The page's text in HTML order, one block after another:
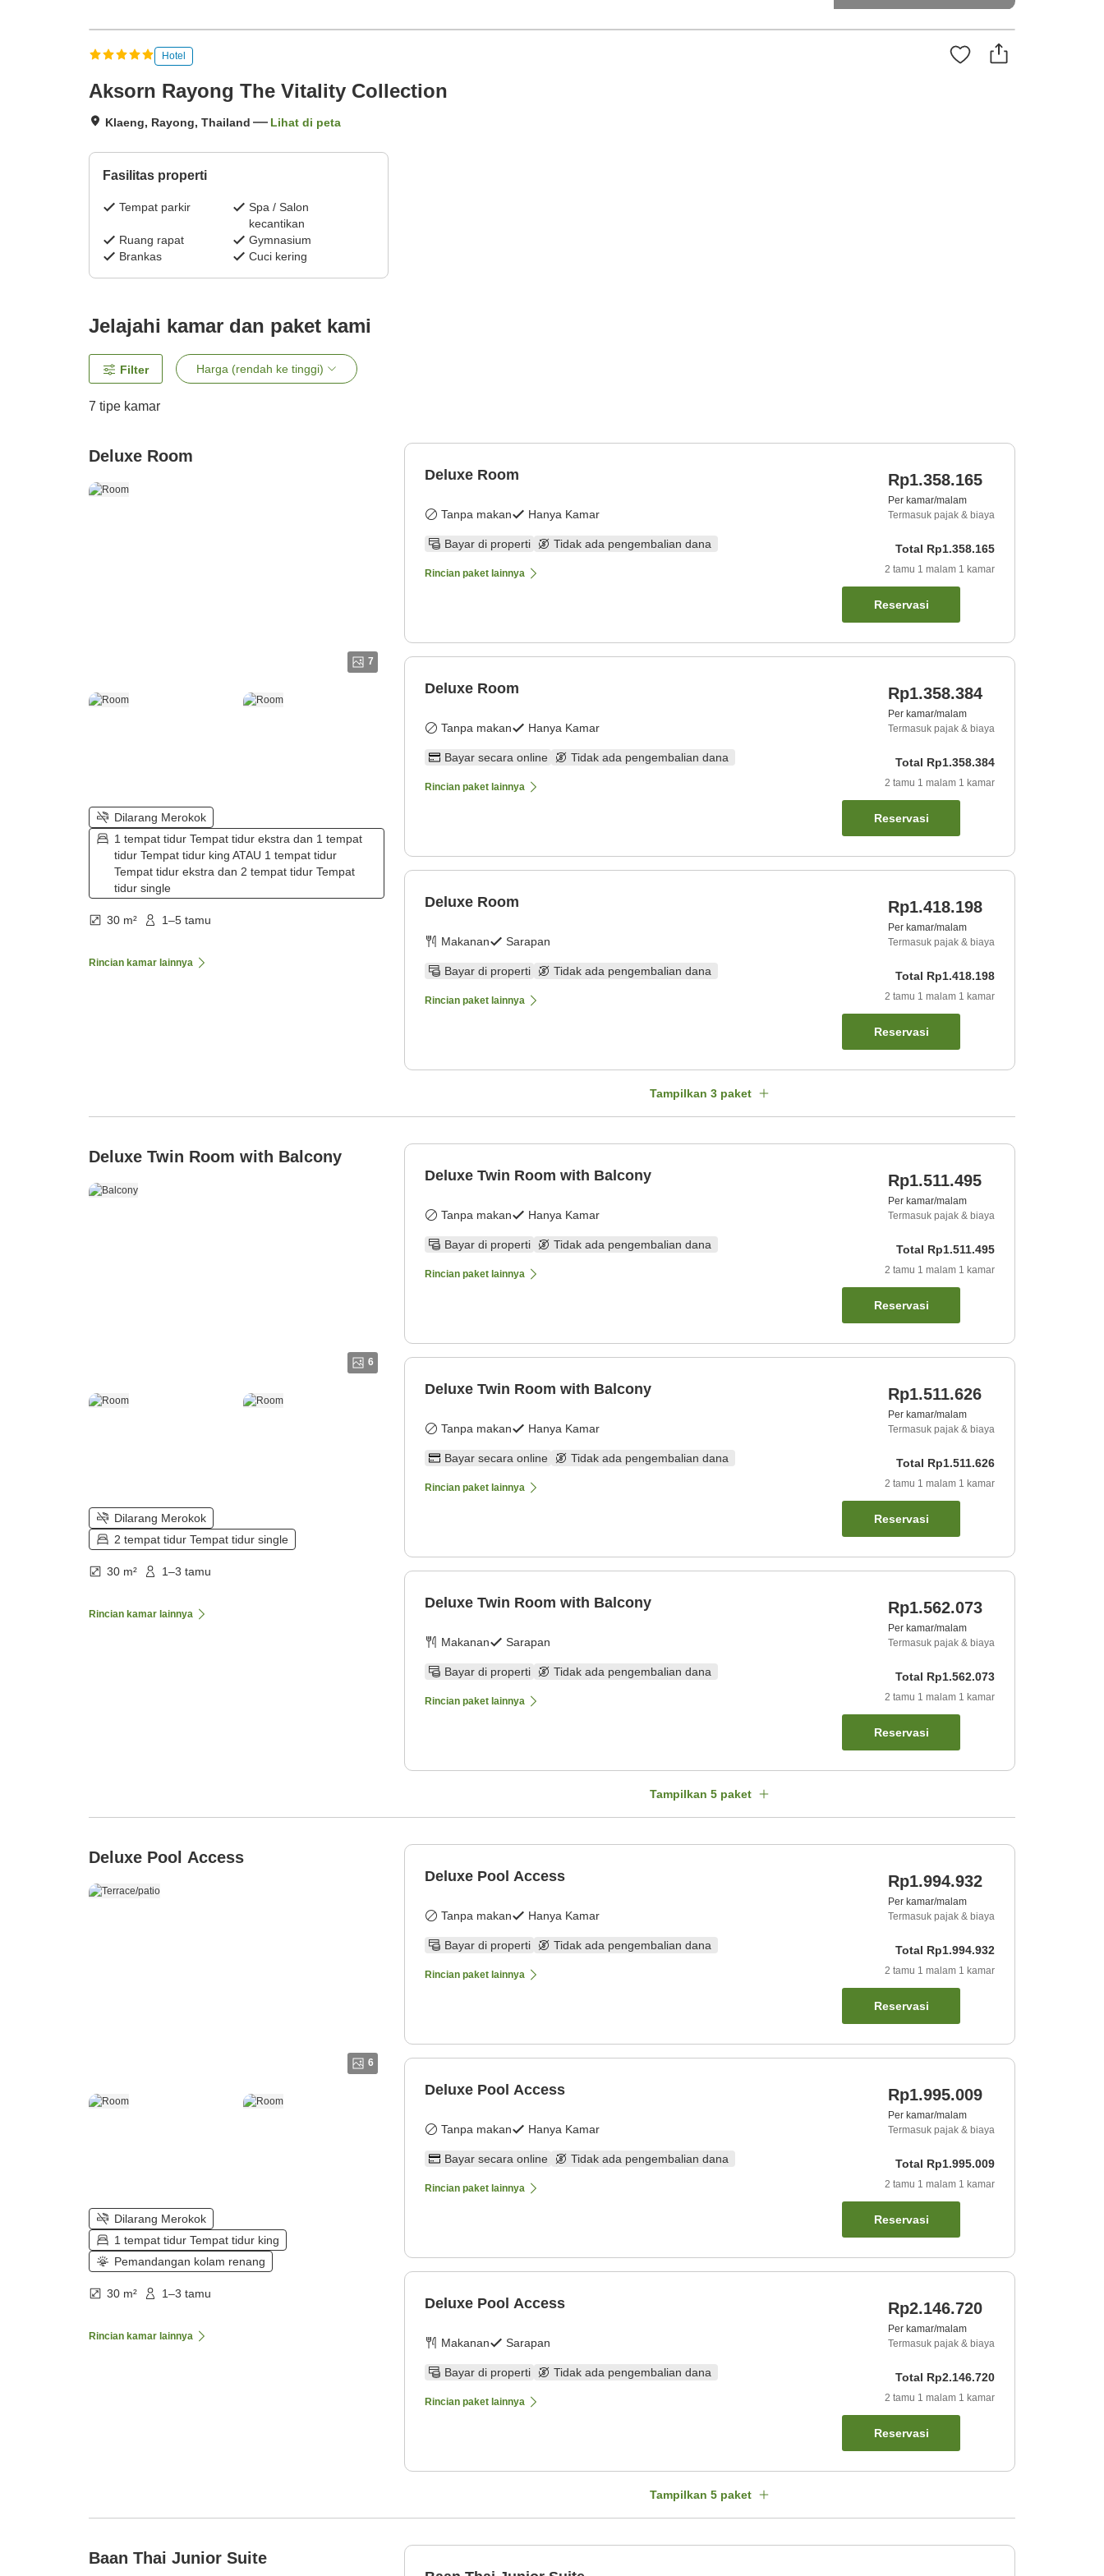
Hotel
Aksorn Rayong The Vitality Collection
Klaeng, Rayong, Thailand Lihat di peta
Fasilitas properti
Tempat parkir
Spa / Salon
kecantikan
Ruang rapat
Gymnasium
Brankas
Cuci kering
Jelajahi kamar dan paket kami
Filter Harga (rendah ke tinggi)
7 tipe kamar
Deluxe Room
7
Dilarang Merokok
1 tempat tidur Tempat tidur ekstra dan 1 tempat
tidur Tempat tidur king ATAU 1 tempat tidur
Tempat tidur ekstra dan 2 tempat tidur Tempat
tidur single
30 m² 1–5 tamu
Rincian kamar lainnya
Deluxe Room
Tanpa makan Hanya Kamar
Bayar di properti Tidak ada pengembalian dana
Rincian paket lainnya
Rp1.358.165
Per kamar/malam
Termasuk pajak & biaya
Total Rp1.358.165
2 tamu 1 malam 1 kamar
Reservasi
Deluxe Room
Tanpa makan Hanya Kamar
Bayar secara online Tidak ada pengembalian dana
Rincian paket lainnya
Rp1.358.384
Per kamar/malam
Termasuk pajak & biaya
Total Rp1.358.384
2 tamu 1 malam 1 kamar
Reservasi
Deluxe Room
Makanan Sarapan
Bayar di properti Tidak ada pengembalian dana
Rincian paket lainnya
Rp1.418.198
Per kamar/malam
Termasuk pajak & biaya
Total Rp1.418.198
2 tamu 1 malam 1 kamar
Reservasi
Tampilkan 3 paket
Deluxe Twin Room with Balcony
6
Dilarang Merokok
2 tempat tidur Tempat tidur single
30 m² 1–3 tamu
Rincian kamar lainnya
Deluxe Twin Room with Balcony
Tanpa makan Hanya Kamar
Bayar di properti Tidak ada pengembalian dana
Rincian paket lainnya
Rp1.511.495
Per kamar/malam
Termasuk pajak & biaya
Total Rp1.511.495
2 tamu 1 malam 1 kamar
Reservasi
Deluxe Twin Room with Balcony
Tanpa makan Hanya Kamar
Bayar secara online Tidak ada pengembalian dana
Rincian paket lainnya
Rp1.511.626
Per kamar/malam
Termasuk pajak & biaya
Total Rp1.511.626
2 tamu 1 malam 1 kamar
Reservasi
Deluxe Twin Room with Balcony
Makanan Sarapan
Bayar di properti Tidak ada pengembalian dana
Rincian paket lainnya
Rp1.562.073
Per kamar/malam
Termasuk pajak & biaya
Total Rp1.562.073
2 tamu 1 malam 1 kamar
Reservasi
Tampilkan 5 paket
Deluxe Pool Access
6
Dilarang Merokok
1 tempat tidur Tempat tidur king
Pemandangan kolam renang
30 m² 1–3 tamu
Rincian kamar lainnya
Deluxe Pool Access
Tanpa makan Hanya Kamar
Bayar di properti Tidak ada pengembalian dana
Rincian paket lainnya
Rp1.994.932
Per kamar/malam
Termasuk pajak & biaya
Total Rp1.994.932
2 tamu 1 malam 1 kamar
Reservasi
Deluxe Pool Access
Tanpa makan Hanya Kamar
Bayar secara online Tidak ada pengembalian dana
Rincian paket lainnya
Rp1.995.009
Per kamar/malam
Termasuk pajak & biaya
Total Rp1.995.009
2 tamu 1 malam 1 kamar
Reservasi
Deluxe Pool Access
Makanan Sarapan
Bayar di properti Tidak ada pengembalian dana
Rincian paket lainnya
Rp2.146.720
Per kamar/malam
Termasuk pajak & biaya
Total Rp2.146.720
2 tamu 1 malam 1 kamar
Reservasi
Tampilkan 5 paket
Baan Thai Junior Suite